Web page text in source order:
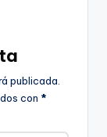
publicada.
con *